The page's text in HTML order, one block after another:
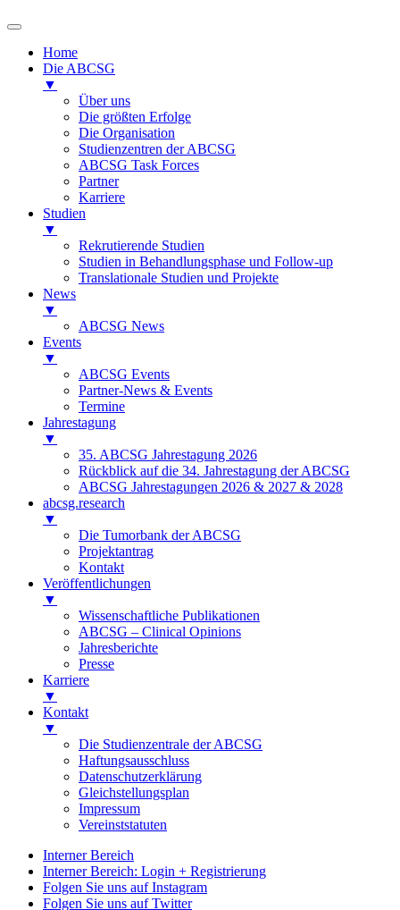
Home
Die ABCSG
▼
Über uns
Die größten Erfolge
Die Organisation
Studienzentren der ABCSG
ABCSG Task Forces
Partner
Karriere
Studien
▼
Rekrutierende Studien
Studien in Behandlungsphase und Follow-up
Translationale Studien und Projekte
News
▼
ABCSG News
Events
▼
ABCSG Events
Partner-News & Events
Termine
Jahrestagung
▼
35. ABCSG Jahrestagung 2026
Rückblick auf die 34. Jahrestagung der ABCSG
ABCSG Jahrestagungen 2026 & 2027 & 2028
abcsg.research
▼
Die Tumorbank der ABCSG
Projektantrag
Kontakt
Veröffentlichungen
▼
Wissenschaftliche Publikationen
ABCSG – Clinical Opinions
Jahresberichte
Presse
Karriere
▼
Kontakt
▼
Die Studienzentrale der ABCSG
Haftungsausschluss
Datenschutzerklärung
Gleichstellungsplan
Impressum
Vereinststatuten
Interner Bereich
Interner Bereich: Login + Registrierung
Folgen Sie uns auf Instagram
Folgen Sie uns auf Twitter